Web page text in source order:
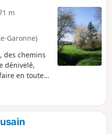
m
Garonne)
des chemins
dénivelé,
en toutes
dans la